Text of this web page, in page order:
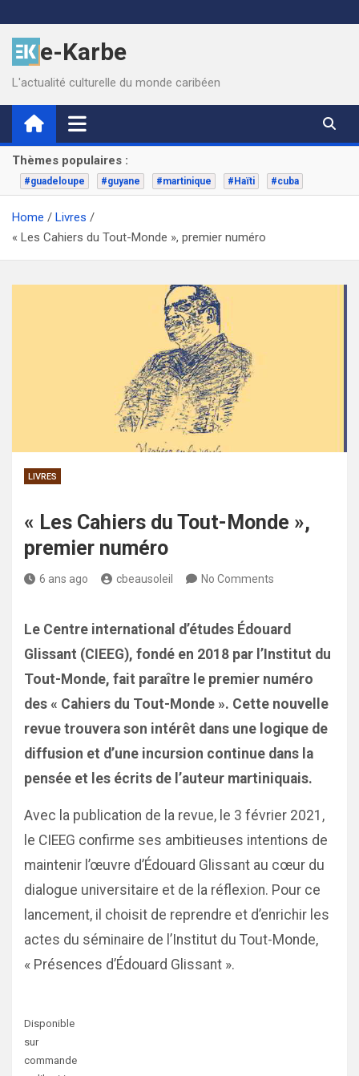
to
contente-Karbe
L'actualité culturelle du monde caribéen
Thèmes populaires :
#guadeloupe #guyane #martinique #Haïti #cuba
Home
Livres
« Les Cahiers du Tout-Monde », premier numéro
LIVRES
« Les Cahiers du Tout-Monde »,
premier numéro
6 ans ago cbeausoleil No Comments
Le Centre international d’études Édouard
Glissant (CIEEG), fondé en 2018 par l’Institut du
Tout-Monde, fait paraître le premier numéro
des « Cahiers du Tout-Monde ». Cette nouvelle
revue trouvera son intérêt dans une logique de
diffusion et d’une incursion continue dans la
pensée et les écrits de l’auteur martiniquais.
Avec la publication de la revue, le 3 février 2021,
le CIEEG confirme ses ambitieuses intentions de
maintenir l’œuvre d’Édouard Glissant au cœur du
dialogue universitaire et de la réflexion. Pour ce
lancement, il choisit de reprendre et d’enrichir les
actes du séminaire de l’Institut du Tout-Monde,
« Présences d’Édouard Glissant ».
Disponible
sur
commande